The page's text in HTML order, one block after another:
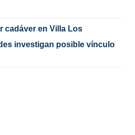
cadáver en Villa Los
investigan posible vínculo